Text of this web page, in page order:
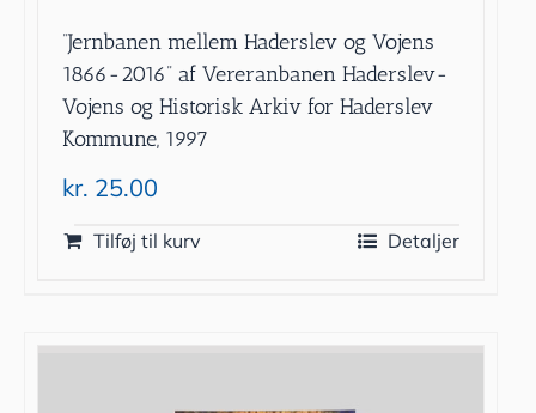
”Jernbanen mellem Haderslev og Vojens
1866-2016” af Vereranbanen Haderslev-
Vojens og Historisk Arkiv for Haderslev
Kommune, 1997
kr. 25.00
Tilføj til kurv Detaljer